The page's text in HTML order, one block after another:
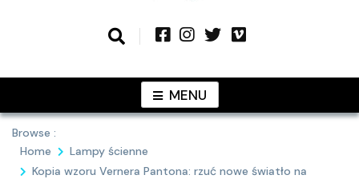
9MAJApomysłami
MENU
Browse :
Home
Lampy ścienne
Kopia wzoru Vernera Pantona: rzuć nowe światło na